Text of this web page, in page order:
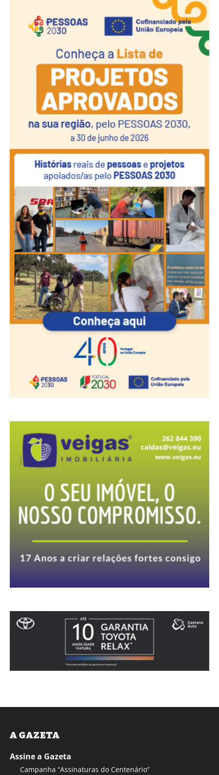
A GAZETA
Assine a Gazeta
Campanha “Assinaturas do Centenário”